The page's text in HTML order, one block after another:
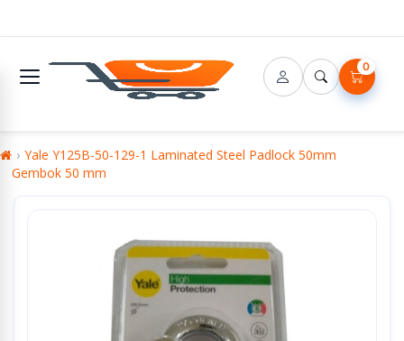
0
Yale Y125B-50-129-1 Laminated Steel Padlock 50mm
Gembok 50 mm